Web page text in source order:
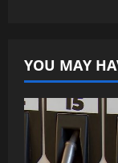
YOU MAY